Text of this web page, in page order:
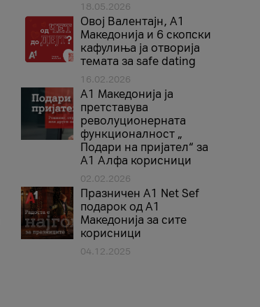
18.05.2026
Овој Валентајн, A1
Македонија и 6 скопски
кафулиња ја отворија
темата за safe dating
16.02.2026
А1 Македонија ја
претставува
револуционерната
функционалност „
Подари на пријател“ за
А1 Алфа корисници
02.02.2026
Празничен A1 Net Sеf
подарок од А1
Македонија за сите
корисници
04.12.2025